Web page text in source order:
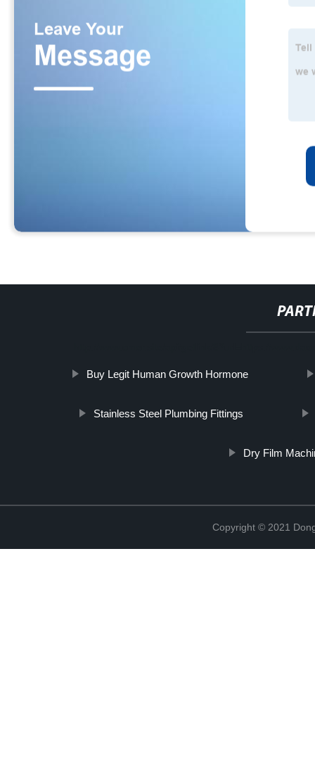
Buy Legit Human Growth Hormone
Stainless Steel Plumbing Fittings
Dry Film
Copyright © 2021